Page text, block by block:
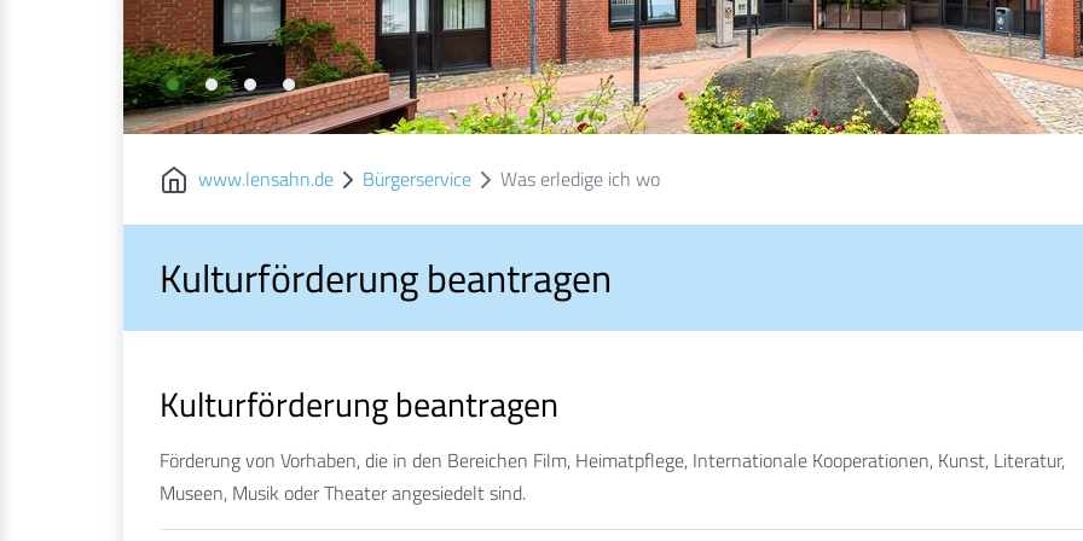
www.lensahn.de Bürgerservice Was erledige ich wo
Kulturförderung beantragen
Kulturförderung beantragen
Förderung von Vorhaben, die in den Bereichen Film, Heimatpflege, Internationale Kooperationen, Kunst, Literatur,
Museen, Musik oder Theater angesiedelt sind.